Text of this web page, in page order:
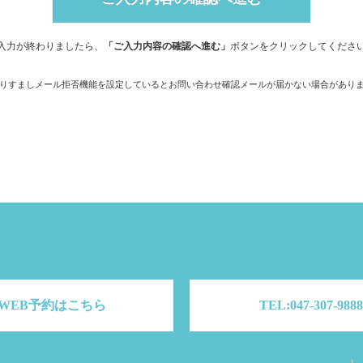
力が終わりましたら、 「ご入力内容の確認へ進む」 ボタンをクリックしてください
すましメール拒否機能を設定しているとお問い合わせ確認メールが届かない場合がありま
予約はこちら TEL:047-307-9888